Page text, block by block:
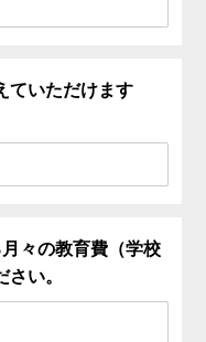
ていただけます
々の教育費（学校
い。